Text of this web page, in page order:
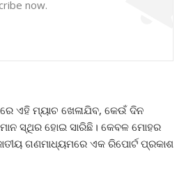
now.
ଏହି ମ୍ୟାଚ ଖେଳାଯିବ, କେଉଁ ଦିନ
ସ୍ଥିର ହୋଇ ସାରିଛି। କେବଳ ମୋହର
ଗଣମାଧ୍ୟମରେ ଏକ ରିପୋର୍ଟ ପ୍ରକାଶ